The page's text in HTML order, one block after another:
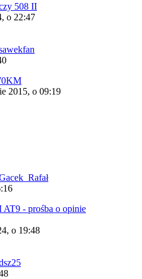
508 II
o 22:47
2015, o 09:19
- prośba o opinie
o 19:48